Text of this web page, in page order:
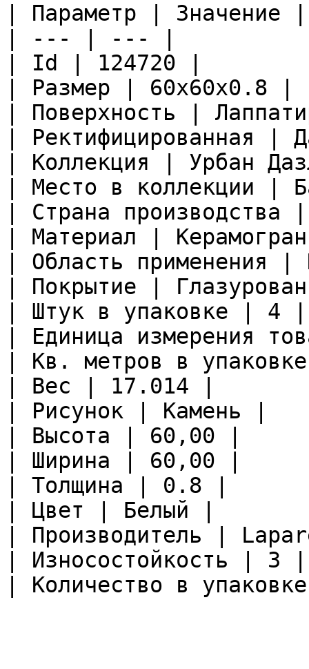
| Параметр | Значение |
| --- | --- |
| Id | 124720 |
| Размер | 60x60x0.8 |
| Поверхность |
| Ректифицированная |
| Коллекция | Урбан
| Место в коллекции |
| Страна
| Материал |
| Область применения
| Покрытие |
| Штук в упаковке | 4 |
| Единица измерения
| Кв. метров в
| Вес | 17.014 |
| Рисунок | Камень |
| Высота | 60,00 |
| Ширина | 60,00 |
| Толщина | 0.8 |
| Цвет | Белый |
| Производитель |
| Износостойкость | 3 |
| Количество в